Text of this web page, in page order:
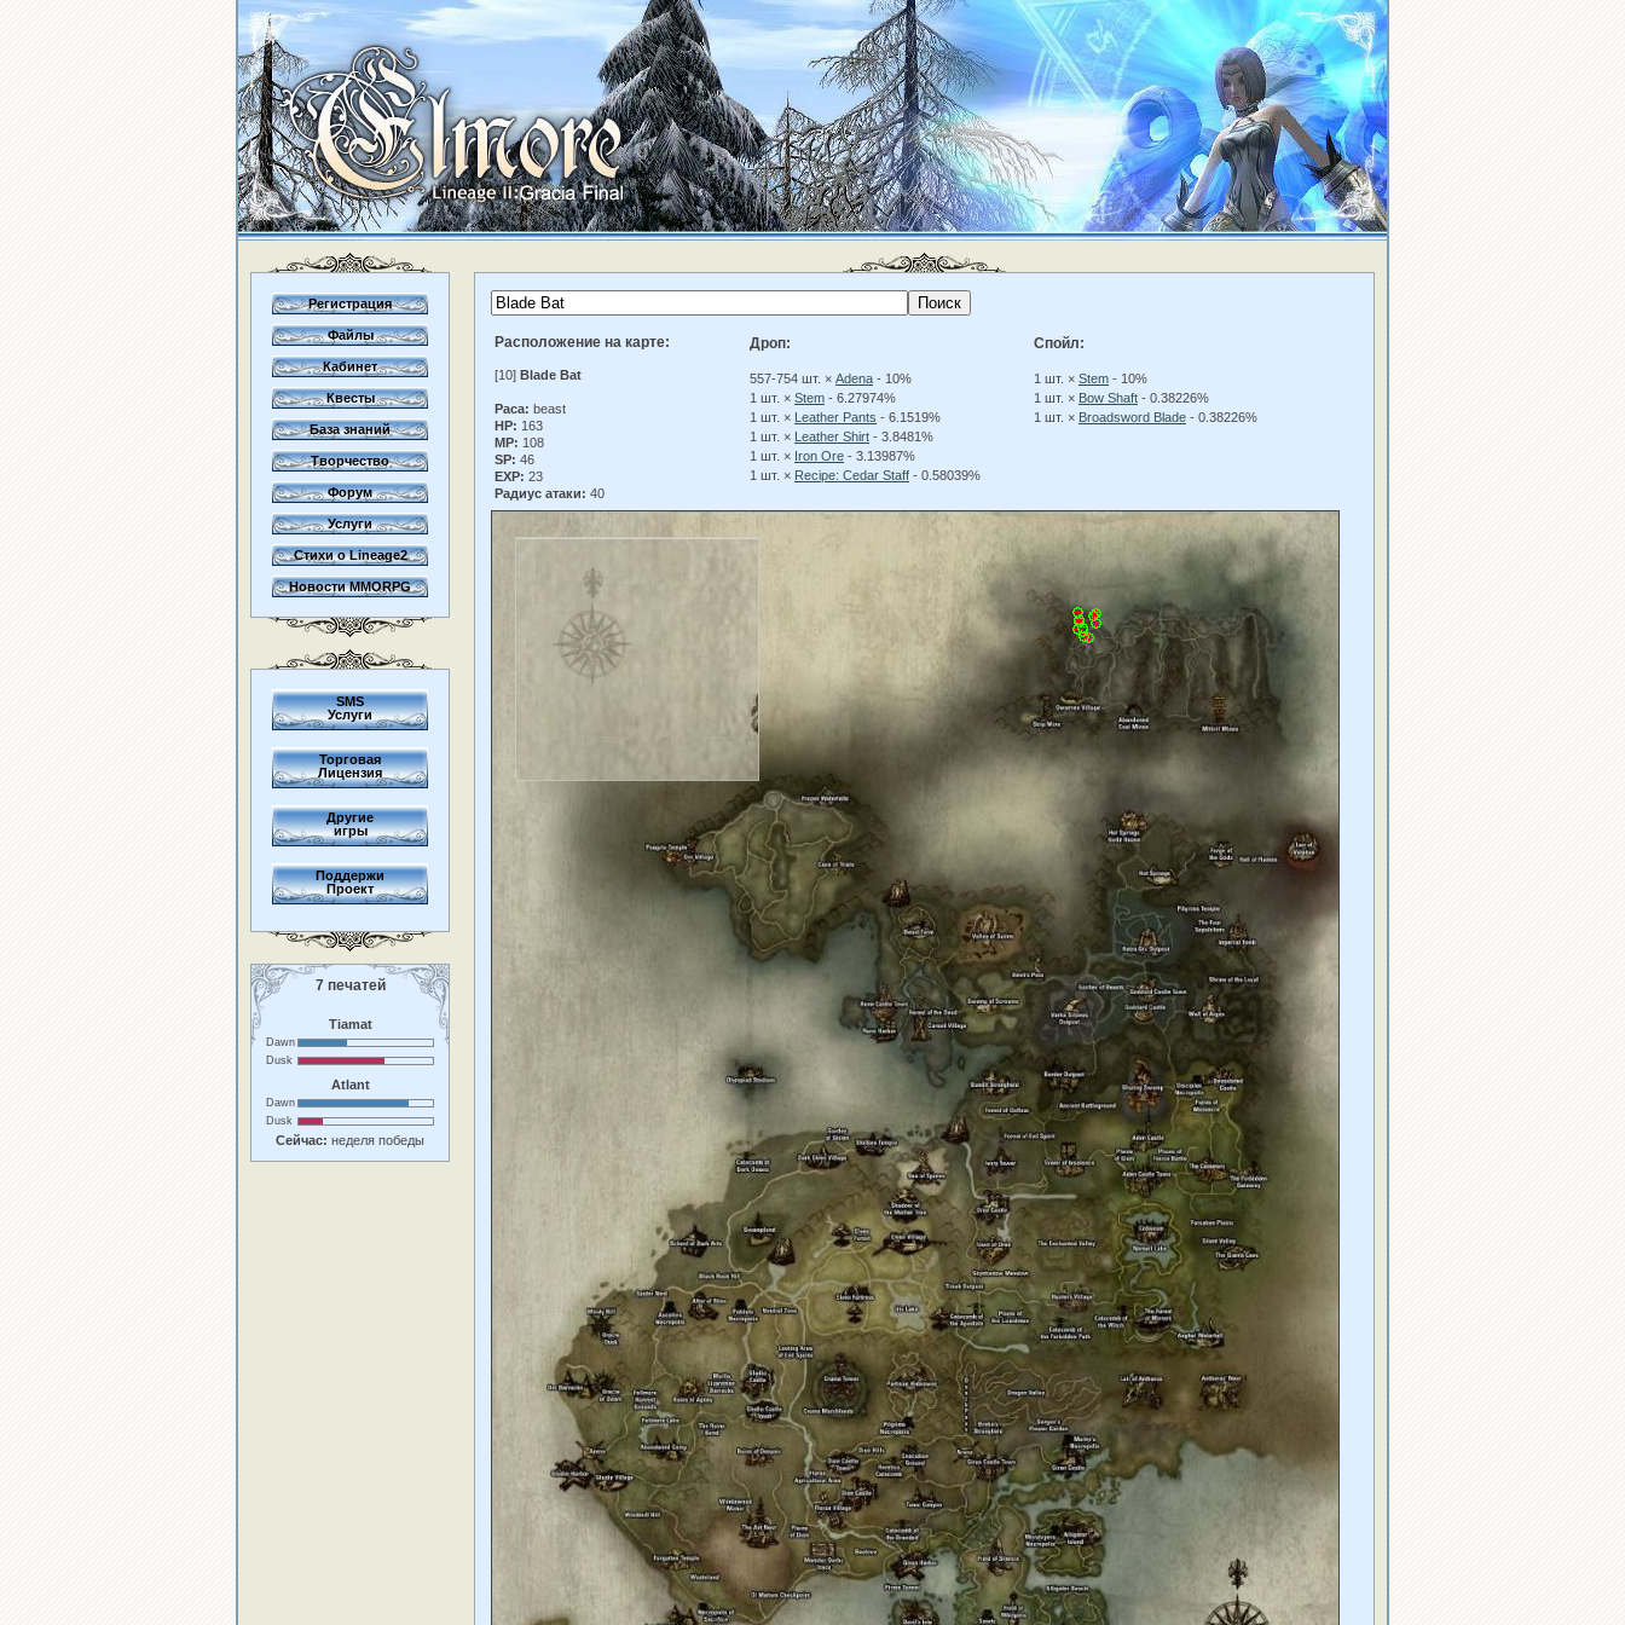
Регистрация
Файлы
Кабинет
Квесты
База знаний
Творчество
Форум
Услуги
Стихи о Lineage2
Новости MMORPG
SMS
Услуги
Торговая
Лицензия
Другие
игры
Поддержи
Проект
7 печатей
Tiamat
Dawn
Dusk
Atlant
Dawn
Dusk
Сейчас: неделя победы
Расположение на карте:
[10] Blade Bat
Раса: beast
HP: 163
MP: 108
SP: 46
EXP: 23
Радиус атаки: 40
Дроп:
557-754 шт. × Adena - 10%
1 шт. × Stem - 6.27974%
1 шт. × Leather Pants - 6.1519%
1 шт. × Leather Shirt - 3.8481%
1 шт. × Iron Ore - 3.13987%
1 шт. × Recipe: Cedar Staff - 0.58039%
Спойл:
1 шт. × Stem - 10%
1 шт. × Bow Shaft - 0.38226%
1 шт. × Broadsword Blade - 0.38226%